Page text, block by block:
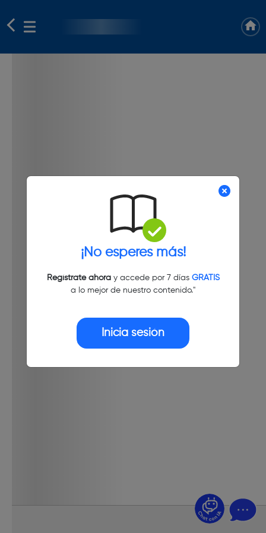
¡No esperes más!
Regístrate ahoray accede por 7 días GRATIS
a lo mejor de nuestro contenido."
Inicia sesión